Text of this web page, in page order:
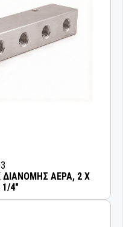
ΔΙΑΝΟΜΗΣ ΑΕΡΑ, 2 X
1/4"